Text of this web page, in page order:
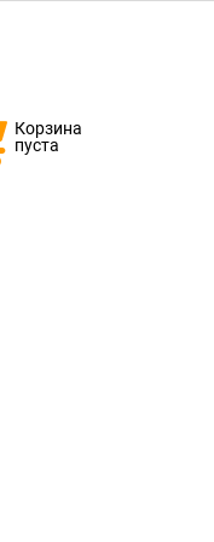
Корзина
пуста